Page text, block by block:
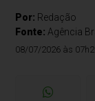
Por: Redação
Fonte: Agência
08/07/2026 às